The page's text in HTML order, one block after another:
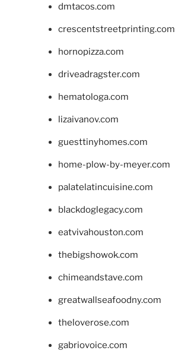
dmtacos.com
crescentstreetprinting.com
hornopizza.com
driveadragster.com
hematologa.com
lizaivanov.com
guesttinyhomes.com
home-plow-by-meyer.com
palatelatincuisine.com
blackdoglegacy.com
eatvivahouston.com
thebigshowok.com
chimeandstave.com
greatwallseafoodny.com
theloverose.com
gabriovoice.com